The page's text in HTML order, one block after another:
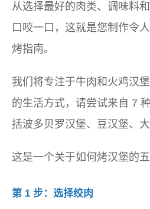
从选择最好的肉类、调味料
口咬一口，这就是您制作令
烤指南。
我们将专注于牛肉和火鸡汉
的生活方式，请尝试来自 7
括波多贝罗汉堡、豆汉堡、大
这是一个关于如何烤汉堡的五
第 1 步：选择绞肉